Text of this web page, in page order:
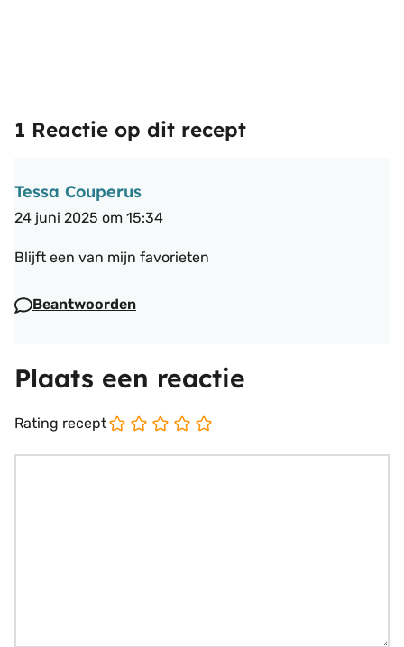
1 Reactie op dit recept
Tessa Couperus
24 juni 2025 om 15:34
Blijft een van mijn favorieten
Beantwoorden
Plaats een reactie
Rating recept